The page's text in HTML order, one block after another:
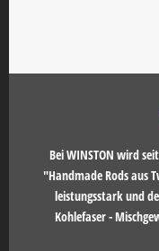
Bei WINSTON wird
"Handmade Rods aus
leistungsstark und
Kohlefaser -